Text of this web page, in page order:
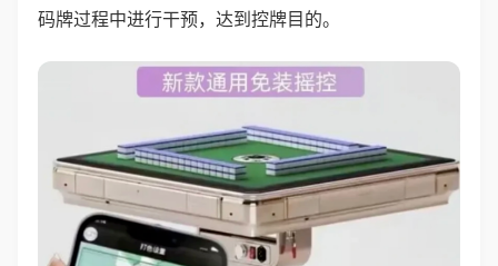
码牌过程中进行干预，达到控牌目的。